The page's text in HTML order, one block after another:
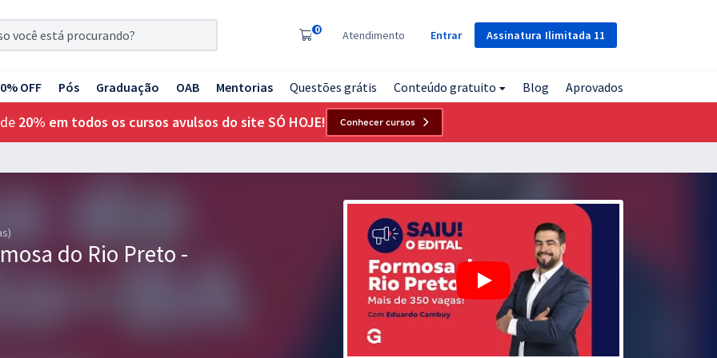
Assinatura Ilimitada 11
0 Atendimento Entrar
OFF Pós Graduação OAB Mentorias Questões grátis Conteúdo gratuito Blog Aprovados
20% em todos os cursos avulsos do site SÓ HOJE! Conhecer cursos
do Rio Preto -